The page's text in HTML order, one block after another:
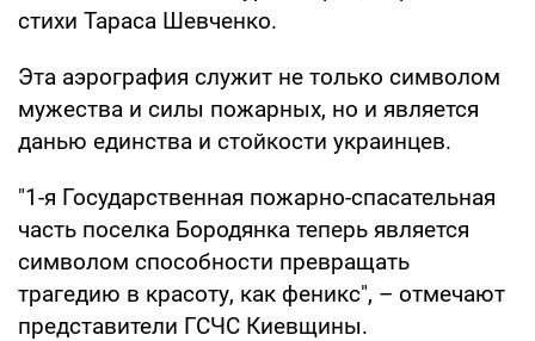
стихи Тараса Шевченко.
Эта аэрография служит не только символом
мужества и силы пожарных, но и является
данью единства и стойкости украинцев.
"1-я Государственная пожарно-спасательная
часть поселка Бородянка теперь является
символом способности превращать
трагедию в красоту, как феникс", – отмечают
представители ГСЧС Киевщины.